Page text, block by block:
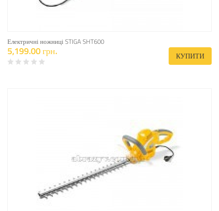
Електричні ножниці STIGA SHT600
5,199.00 грн. КУПИТИ